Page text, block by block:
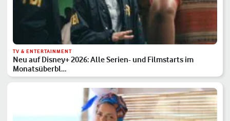
TV & ENTERTAINMENT
Neu auf Disney+ 2026: Alle Serien- und Filmstarts im
Monatsüberbl…